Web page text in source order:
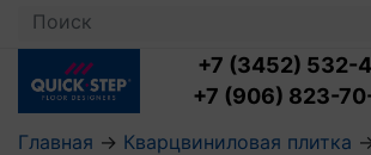
+7 (3452) 532-
+7 (906) 823-
Главная → Кварцвиниловая плитка